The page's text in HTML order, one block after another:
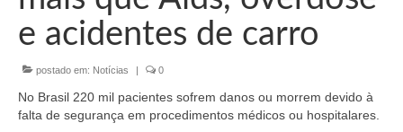
Conselheiros e Diretoria
Câmaras Técnicas
Carta de Serviços ao Cidadão
e acidentes de carro
postado em: Notícias | 0
No Brasil 220 mil pacientes sofrem danos ou morrem devido à
falta de segurança em procedimentos médicos ou hospitalares.